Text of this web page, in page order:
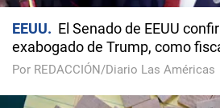
EEUU
El Senado de EEUU
exabogado de Trump, como
Por REDACCIÓN/Diario Las Américas